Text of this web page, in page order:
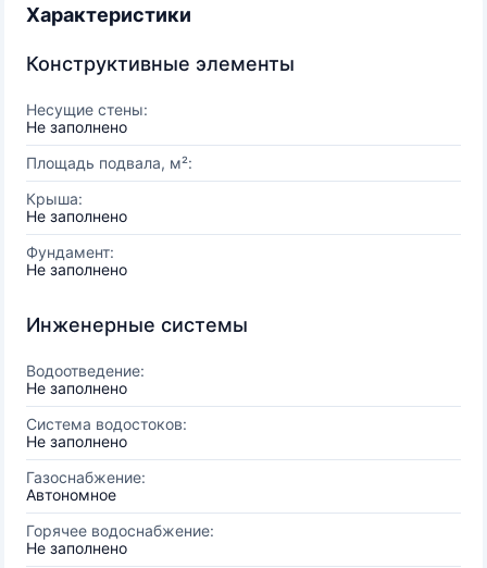
Характеристики
Конструктивные элементы
Несущие стены:
Не заполнено
Площадь подвала, м²:
Крыша:
Не заполнено
Фундамент:
Не заполнено
Инженерные системы
Водоотведение:
Не заполнено
Система водостоков:
Не заполнено
Газоснабжение:
Автономное
Горячее водоснабжение:
Не заполнено